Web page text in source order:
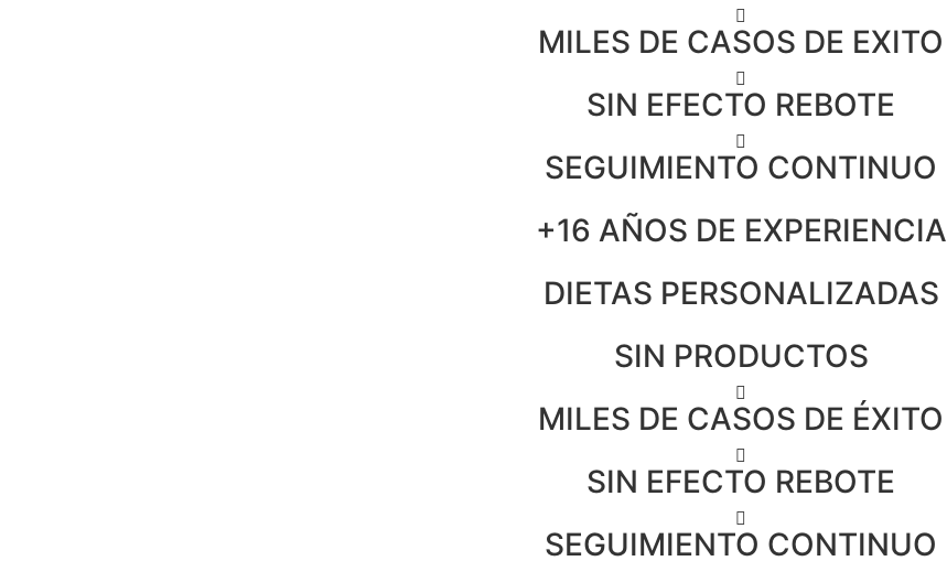
MILES DE CASOS DE EXITO
SIN EFECTO REBOTE
SEGUIMIENTO CONTINUO
+16 AÑOS DE EXPERIENCIA
DIETAS PERSONALIZADAS
SIN PRODUCTOS
MILES DE CASOS DE ÉXITO
SIN EFECTO REBOTE
SEGUIMIENTO CONTINUO